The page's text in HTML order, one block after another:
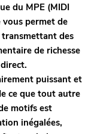
du MPE (MIDI
permet de
transmettant des
de richesse
puissant et
ce que tout autre
motifs est
inégalées,